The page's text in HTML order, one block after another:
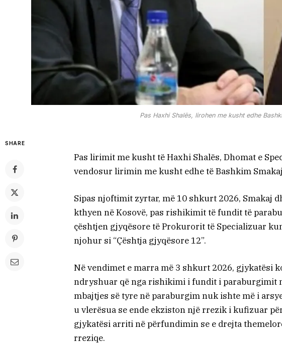
Pas Haxhi Shalës, lirohen me kusht edhe
SHARE
Pas lirimit me kusht të Haxhi Shalës, Dhomat e
vendosur lirimin me kusht edhe të Bashkim
Sipas njoftimit zyrtar, më 10 shkurt 2026, Smakaj
kthyen në Kosovë, pas rishikimit të fundit të
çështjen gjyqësore të Prokurorit të Specializuar
njohur si “Çështja gjyqësore 12”.
Në vendimet e marra më 3 shkurt 2026, gjykatësi
ndryshuar që nga rishikimi i fundit i paraburgimit
mbajtjes së tyre në paraburgim nuk ishte më i
u vlerësua se ende ekziston një rrezik i kufizuar
gjykatësi arriti në përfundimin se e drejta
rreziqe.